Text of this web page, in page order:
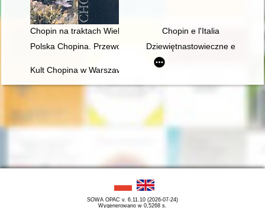
Chopin na traktach Wielkopolski południowej
Chopin e l'Italia
Polska Chopina. Przewodnik po miejscach związanych z
Dziewiętnastowieczne edycje
Kult Chopina w Warszawie pod zaborem rosyjskim
SOWA OPAC v. 6.11.10 (2026-07-24)
Wygenerowano w 0,5268 s.